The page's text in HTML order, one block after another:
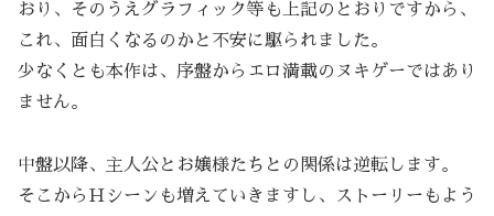
おり、そのうえグラフィック等も上記のとおりですから、
これ、面白くなるのかと不安に駆られました。
少なくとも本作は、序盤からエロ満載のヌキゲーではあり
ません。
中盤以降、主人公とお嬢様たちとの関係は逆転します。
そこからＨシーンも増えていきますし、ストーリーもよう